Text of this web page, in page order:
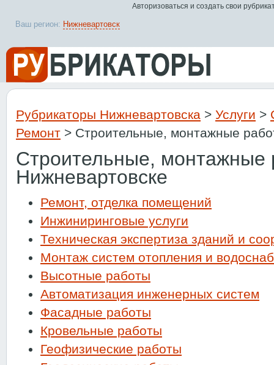
Рубрикаторы Нижневартовска > Услуги >
Ремонт > Строительные, монтажные
Строительные, монтажные
Нижневартовске
Ремонт, отделка помещений
Инжиниринговые услуги
Техническая экспертиза зданий и
Монтаж систем отопления и
Высотные работы
Автоматизация инженерных систем
Фасадные работы
Кровельные работы
Геофизические работы
Ваш регион: Нижневартовск
Авторизоваться и создать свои